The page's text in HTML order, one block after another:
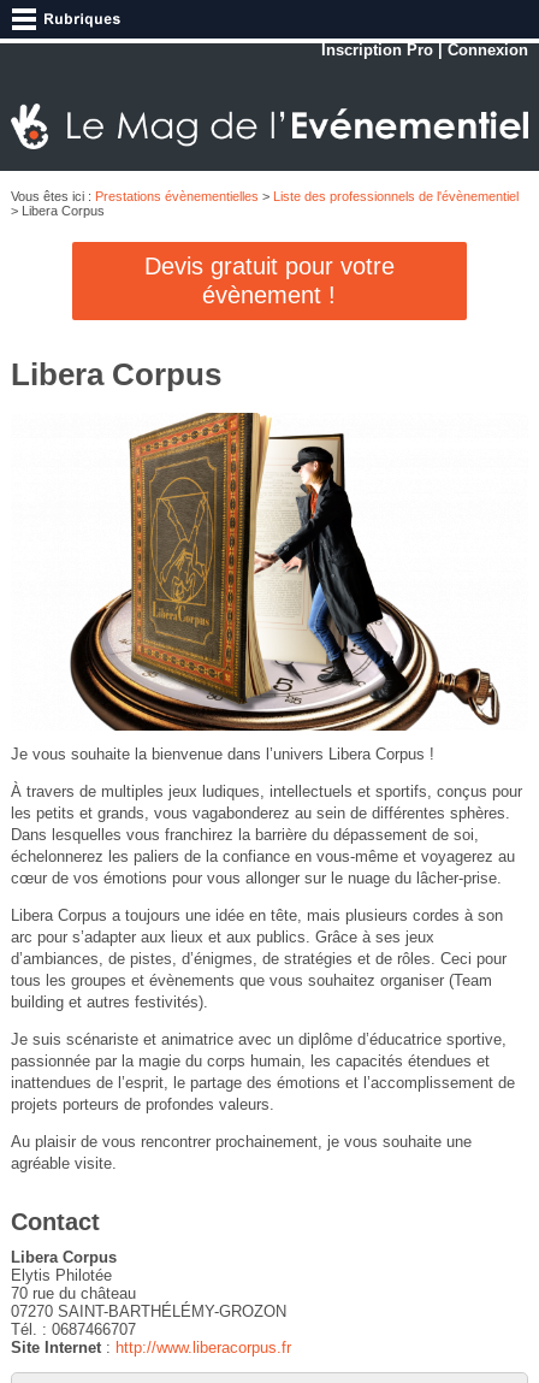
Inscription Pro |Connexion
Vous êtes ici : Prestations évènementielles >
Liste des professionnels de l'évènementiel
> Libera Corpus
Devis gratuit pour votre
évènement !
Libera Corpus
Je vous souhaite la bienvenue dans l’univers Libera Corpus !
À travers de multiples jeux ludiques, intellectuels et sportifs, conçus pour
les petits et grands, vous vagabonderez au sein de différentes sphères.
Dans lesquelles vous franchirez la barrière du dépassement de soi,
échelonnerez les paliers de la confiance en vous-même et voyagerez au
cœur de vos émotions pour vous allonger sur le nuage du lâcher-prise.
Libera Corpus a toujours une idée en tête, mais plusieurs cordes à son
arc pour s’adapter aux lieux et aux publics. Grâce à ses jeux
d’ambiances, de pistes, d’énigmes, de stratégies et de rôles. Ceci pour
tous les groupes et évènements que vous souhaitez organiser (Team
building et autres festivités).
Je suis scénariste et animatrice avec un diplôme d’éducatrice sportive,
passionnée par la magie du corps humain, les capacités étendues et
inattendues de l’esprit, le partage des émotions et l’accomplissement de
projets porteurs de profondes valeurs.
Au plaisir de vous rencontrer prochainement, je vous souhaite une
agréable visite.
Contact
Libera Corpus
Elytis Philotée
70 rue du château
07270 SAINT-BARTHÉLÉMY-GROZON
Tél. : 0687466707
Site Internet: http://www.liberacorpus.fr